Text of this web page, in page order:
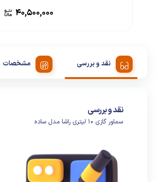
۴۰,۵۰۰,۰۰۰
نقد و بررسی مشخصات
نقد و بررسی
سماور گازی 10 لیتری راشا مدل ساده